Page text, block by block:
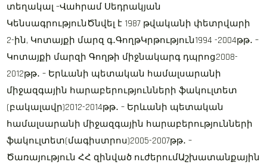
տեղակալ –Վահրամ Սեդրակյան
ԿենսագրությունԾնվել է 1987 թվականի փետրվարի
2-ին, Կոտայքի մարզ գ․ԳողթԿրթություն1994 -2004թթ․ –
Կոտայքի մարզի Գողթի միջնակարգ դպրոց2008-
2012թթ․ – Երևանի պետական համալսարանի
միջազգային հարաբերությունների ֆակուլտետ
(բակալավր)2012-2014թթ․ – Երևանի պետական
համալսարանի միջազգային հարաբերությունների
ֆակուլտետ(մագիստրոս)2005-2007թթ․ –
Ծառայություն ՀՀ զինված ուժերումԱշխատանքային